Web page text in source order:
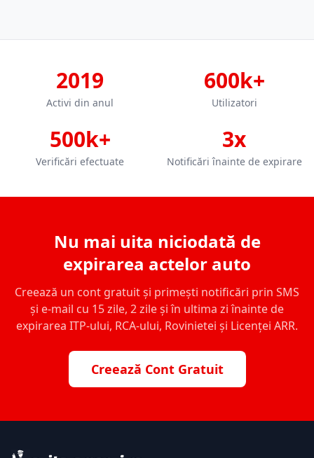
2019
Activi din anul
600k+
Utilizatori
500k+
Verificări efectuate
3x
Notificări înainte de expirare
Nu mai uita niciodată de
expirarea actelor auto
Creează un cont gratuit și primești notificări prin SMS
și e-mail cu 15 zile, 2 zile și în ultima zi înainte de
expirarea ITP-ului, RCA-ului, Rovinietei și Licenței ARR.
Creează Cont Gratuit